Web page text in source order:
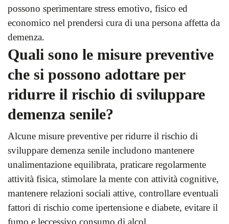
possono sperimentare stress emotivo, fisico ed
economico nel prendersi cura di una persona affetta da
demenza.
Quali sono le misure preventive
che si possono adottare per
ridurre il rischio di sviluppare
demenza senile?
Alcune misure preventive per ridurre il rischio di
sviluppare demenza senile includono mantenere
unalimentazione equilibrata, praticare regolarmente
attività fisica, stimolare la mente con attività cognitive,
mantenere relazioni sociali attive, controllare eventuali
fattori di rischio come ipertensione e diabete, evitare il
fumo e leccessivo consumo di alcol.